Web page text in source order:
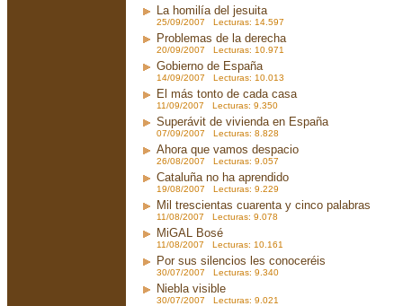
La homilía del jesuita
25/09/2007 Lecturas: 14.597
Problemas de la derecha
20/09/2007 Lecturas: 10.971
Gobierno de España
14/09/2007 Lecturas: 10.013
El más tonto de cada casa
11/09/2007 Lecturas: 9.350
Superávit de vivienda en España
07/09/2007 Lecturas: 8.828
Ahora que vamos despacio
26/08/2007 Lecturas: 9.057
Cataluña no ha aprendido
19/08/2007 Lecturas: 9.229
Mil trescientas cuarenta y cinco palabras
11/08/2007 Lecturas: 9.078
MiGAL Bosé
11/08/2007 Lecturas: 10.161
Por sus silencios les conoceréis
30/07/2007 Lecturas: 9.340
Niebla visible
30/07/2007 Lecturas: 9.021